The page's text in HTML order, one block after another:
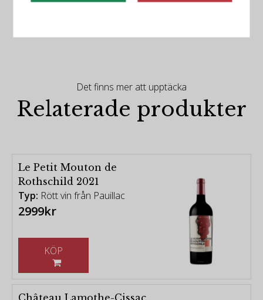
Det finns mer att upptäcka
Relaterade produkter
Le Petit Mouton de
Rothschild 2021
Typ: Rött vin från Pauillac
2999kr
Château Lamothe-Cissac